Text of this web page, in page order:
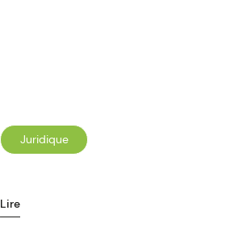
Juridique
Lire